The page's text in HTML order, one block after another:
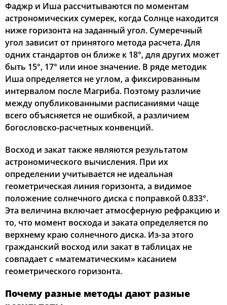
28, Пт 04:25 06:16 13:11 16:58 20:05
29, Сб 04:27 06:17 13:11 16:57 20:03 21:45
30, Вс 04:29 06:19 13:10 16:56 20:01 21:42
04:31 06:20 13:10 16:54 19:59 21:39
Фаджр и Иша рассчитываются по моментам
астрономических сумерек, когда Солнце находится
ниже горизонта на заданный угол. Сумеречный
угол зависит от принятого метода расчета. Для
одних стандартов он ближе к 18°, для других может
быть 15°, 17° или иное значение. В ряде методик
Иша определяется не углом, а фиксированным
интервалом после Магриба. Поэтому различие
между опубликованными расписаниями чаще
всего объясняется не ошибкой, а различием
богословско-расчетных конвенций.
Восход и закат также являются результатом
астрономического вычисления. При их
определении учитывается не идеальная
геометрическая линия горизонта, а видимое
положение солнечного диска с поправкой 0.833°.
Эта величина включает атмосферную рефракцию и
то, что момент восхода и заката определяется по
верхнему краю солнечного диска. Из-за этого
гражданский восход или закат в таблицах не
совпадает с «математическим» касанием
геометрического горизонта.
Почему разные методы дают разные